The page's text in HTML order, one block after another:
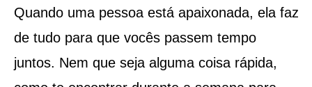
Quando uma pessoa está apaixonada, ela faz
de tudo para que vocês passem tempo
juntos. Nem que seja alguma coisa rápida,